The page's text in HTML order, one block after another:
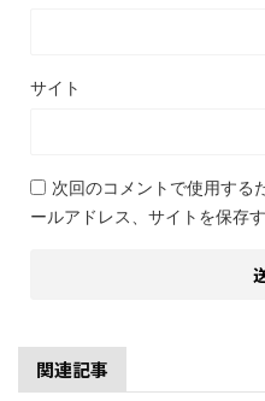
サイト
次回のコメントで使用する
ールアドレス、サイトを保存す
関連記事